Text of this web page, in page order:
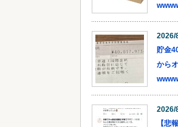
2026/
貯金
から
2026/
【悲